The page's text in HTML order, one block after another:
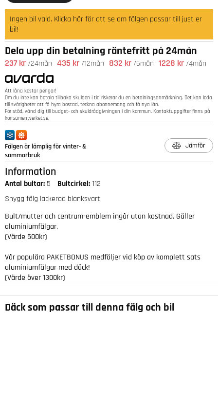
Ingen bil vald. Klicka här för att se om fälgen passar till just er
bil!
Dela upp din betalning räntefritt på 24mån
237 kr /24mån 435 kr /12mån 832 kr /6mån 1228 kr /4mån
Att låna kostar pengar!
Om du inte kan betala tillbaka skulden i tid riskerar du en betalningsanmärkning. Det kan leda
till svårigheter att få hyra bostad, teckna abonnemang och få nya lån.
För stöd, vänd dig till budget- och skuldrådgivningen i din kommun. Kontaktuppgifter finns på
konsumentverket.se.
Fälgen är lämplig för vinter- &
sommarbruk
Jämför
Information
Antal bultar: 5 Bultcirkel:112
Snygg fälg lackerad blanksvart.
Bult/mutter och centrum-emblem ingår utan kostnad. Gäller
aluminiumfälgar.
(Värde 500kr)
Vår populära PAKETBONUS medföljer vid köp av komplett sats
aluminiumfälgar med däck!
(Värde över 1300kr)
Däck som passar till denna fälg och bil